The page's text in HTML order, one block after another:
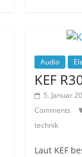
Audio
KEF
5. Januar
Comments
technik
Laut KEF